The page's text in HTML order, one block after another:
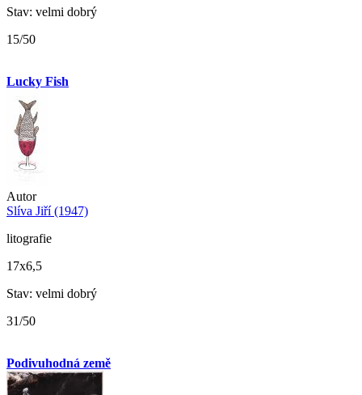
Stav: velmi dobrý
15/50
Lucky Fish
Autor
Slíva Jiří (1947)
litografie
17x6,5
Stav: velmi dobrý
31/50
Podivuhodná země